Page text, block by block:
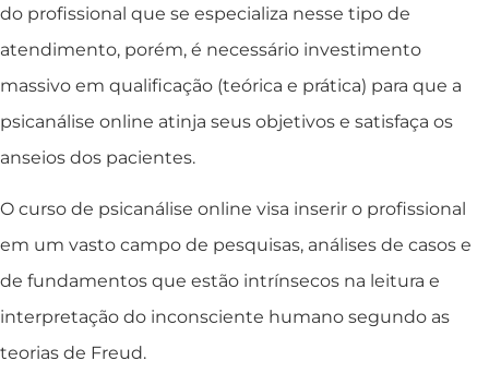
do profissional que se especializa nesse tipo de
atendimento, porém, é necessário investimento
massivo em qualificação (teórica e prática) para que a
psicanálise online atinja seus objetivos e satisfaça os
anseios dos pacientes.
O curso de psicanálise online visa inserir o profissional
em um vasto campo de pesquisas, análises de casos e
de fundamentos que estão intrínsecos na leitura e
interpretação do inconsciente humano segundo as
teorias de Freud.